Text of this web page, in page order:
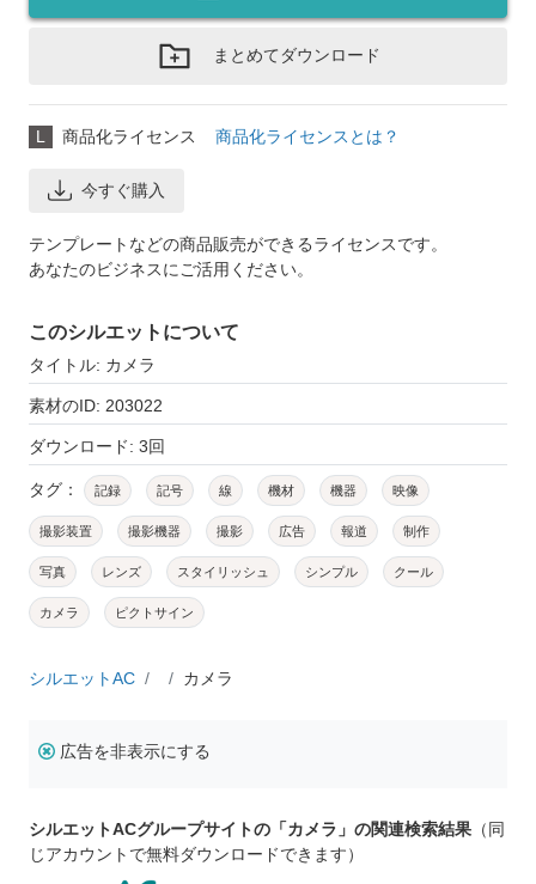
まとめてダウンロード
L 商品化ライセンス 商品化ライセンスとは？
今すぐ購入
テンプレートなどの商品販売ができるライセンスです。
あなたのビジネスにご活用ください。
このシルエットについて
タイトル: カメラ
素材のID: 203022
ダウンロード: 3回
タグ： 記録 記号 線 機材 機器 映像
撮影装置 撮影機器 撮影 広告 報道 制作
写真 レンズ スタイリッシュ シンプル クール
カメラ ピクトサイン
シルエットAC カメラ
広告を非表示にする
シルエットACグループサイトの「カメラ」の関連検索結果 （同
じアカウントで無料ダウンロードできます）